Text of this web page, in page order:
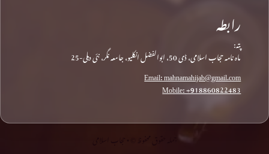
رابطہ
پتہ:
ماہ نامہ حجاب اسلامی، ڈی 50، ابوالفضل انکلیو، جامعہ نگر، نئی دہلی-25
Email: mahnamahijab@gmail.com
Mobile: +918860822483